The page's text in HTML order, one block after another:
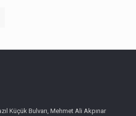
Küçük Bulvarı, Mehmet Ali Akpınar